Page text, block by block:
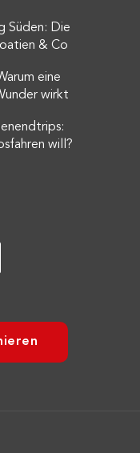
Süden: Die
& Co
eine
wirkt
will?